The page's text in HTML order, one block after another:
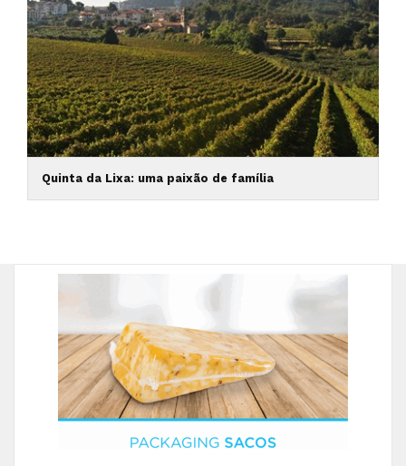
Quinta da Lixa: uma paixão de família